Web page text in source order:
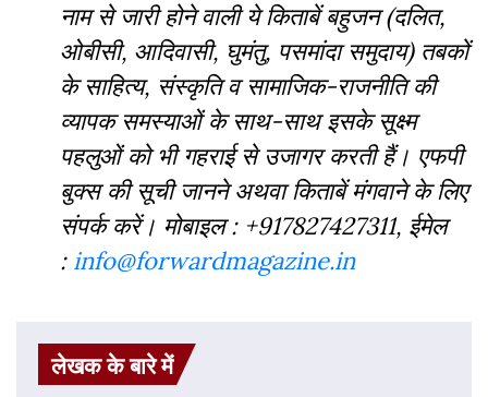
नाम से जारी होने वाली ये किताबें बहुजन (दलित,
ओबीसी, आदिवासी, घुमंतु, पसमांदा समुदाय) तबकों
के साहित्‍य, संस्‍क‍ृति व सामाजिक-राजनीति की
व्‍यापक समस्‍याओं के साथ-साथ इसके सूक्ष्म
पहलुओं को भी गहराई से उजागर करती हैं। एफपी
बुक्‍स की सूची जानने अथवा किताबें मंगवाने के लिए
संपर्क करें। मोबाइल : +917827427311, ईमेल
: info@forwardmagazine.in
लेखक के बारे में